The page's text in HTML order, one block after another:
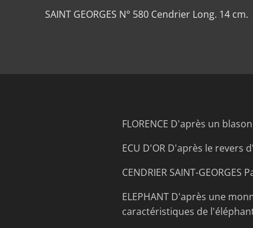
SAINT GEORGES N° 580 Cendrier Long. 14 cm.
FLORENCE D'après un
ECU D'OR D'après le revers
CENDRIER SAINT-
ELEPHANT D'après une
caractéristiques de